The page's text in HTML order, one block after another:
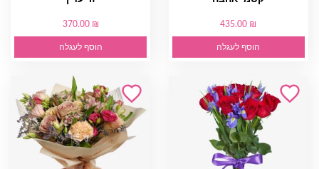
435.00 ₪
הוסף לעגלה
370.00 ₪
הוסף לעגלה